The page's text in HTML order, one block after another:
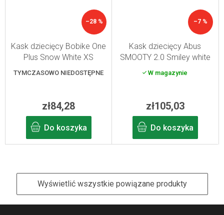
–28 %
Kask dziecięcy Bobike One
Plus Snow White XS
TYMCZASOWO NIEDOSTĘPNE
zł84,28
Do koszyka
–7 %
Kask dziecięcy Abus
SMOOTY 2.0 Smiley white
W magazynie
zł105,03
Do koszyka
Wyświetlić wszystkie powiązane produkty